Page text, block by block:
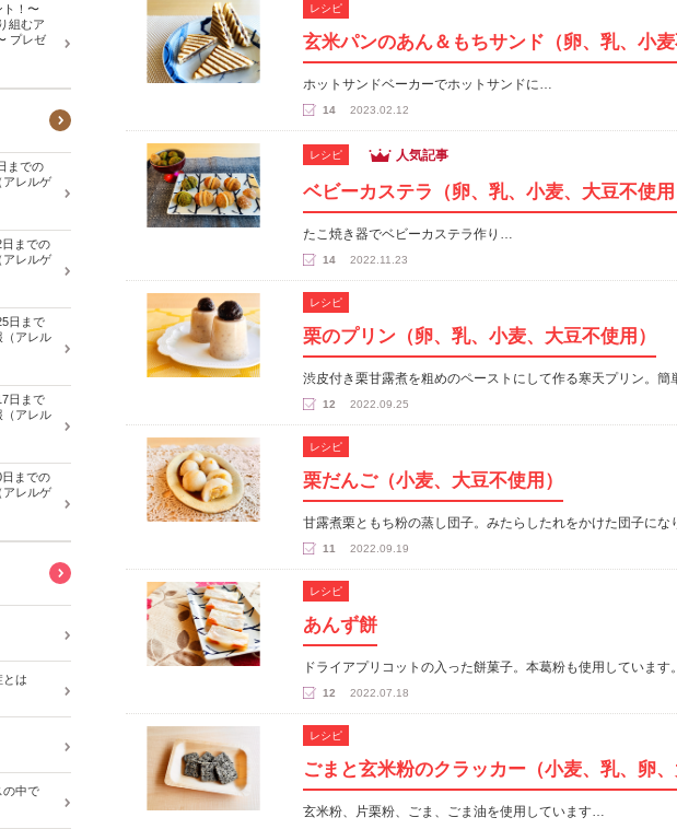
レシピ
玄米パンのあん＆もちサンド（卵、乳、小麦
ホットサンドベーカーでホットサンドに…
14 2023.02.12
レシピ 人気記事
ベビーカステラ（卵、乳、小麦、大豆不使用
たこ焼き器でベビーカステラ作り…
14 2022.11.23
レシピ
栗のプリン（卵、乳、小麦、大豆不使用）
渋皮付き栗甘露煮を粗めのペーストにして作る寒天プリン。簡
12 2022.09.25
レシピ
栗だんご（小麦、大豆不使用）
甘露煮栗ともち粉の蒸し団子。みたらしたれをかけた団子にな
11 2022.09.19
レシピ
あんず餅
ドライアプリコットの入った餅菓子。本葛粉も使用しています
12 2022.07.18
レシピ
ごまと玄米粉のクラッカー（小麦、乳、卵、
玄米粉、片栗粉、ごま、ごま油を使用しています…
ト！〜
組むア
プレゼ
までの
アレルゲ
までの
アレルゲ
日まで
（アレル
日まで
（アレル
までの
アレルゲ
とは
の中で